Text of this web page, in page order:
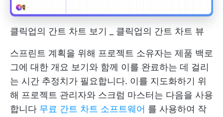
클릭업의 간트 차트 보기 _ 클릭업의 간트 차트 뷰
스프린트 계획을 위해 프로젝트 소유자는 제품 백로
그에 대한 개요 보기와 함께 이를 완료하는 데 걸리
는 시간 추정치가 필요합니다. 이를 지도화하기 위
해 프로젝트 관리자와 스크럼 마스터는 다음을 사용
합니다 무료 간트 차트 소프트웨어 를 사용하여 작